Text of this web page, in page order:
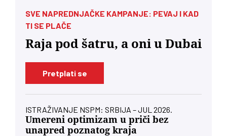
SVE NAPREDNJAČKE KAMPANJE: PEVAJ I KAD
TI SE PLAČE
Raja pod šatru, a oni u Dubai
Pretplati se
ISTRAŽIVANJE NSPM: SRBIJA – JUL 2026.
Umereni optimizam u priči bez
unapred poznatog kraja